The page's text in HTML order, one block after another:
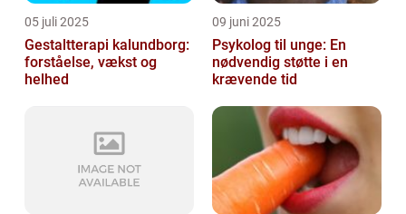
05 juli 2025
Gestaltterapi kalundborg:
forståelse, vækst og
helhed
09 juni 2025
Psykolog til unge: En
nødvendig støtte i en
krævende tid